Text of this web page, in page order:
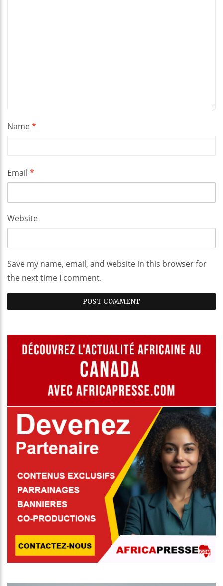
Name*
Email *
Website
Save my name, email, and website in this browser for
the next time I comment.